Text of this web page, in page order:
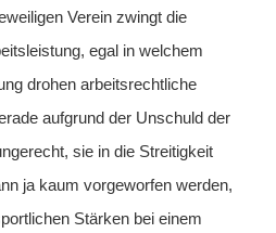
Verein zwingt die
egal in welchem
drohen arbeitsrechtliche
aufgrund der Unschuld der
sie in die Streitigkeit
ja kaum vorgeworfen werden,
Stärken bei einem